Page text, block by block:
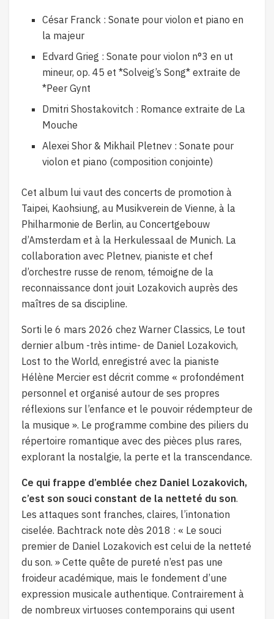
César Franck : Sonate pour violon et piano en
la majeur
Edvard Grieg : Sonate pour violon n°3 en ut
mineur, op. 45 et *Solveig’s Song* extraite de
*Peer Gynt
Dmitri Shostakovitch : Romance extraite de La
Mouche
Alexei Shor & Mikhail Pletnev : Sonate pour
violon et piano (composition conjointe)
Cet album lui vaut des concerts de promotion à
Taipei, Kaohsiung, au Musikverein de Vienne, à la
Philharmonie de Berlin, au Concertgebouw
d’Amsterdam et à la Herkulessaal de Munich. La
collaboration avec Pletnev, pianiste et chef
d’orchestre russe de renom, témoigne de la
reconnaissance dont jouit Lozakovich auprès des
maîtres de sa discipline.
Sorti le 6 mars 2026 chez Warner Classics, Le tout
dernier album -très intime- de Daniel Lozakovich,
Lost to the World, enregistré avec la pianiste
Hélène Mercier est décrit comme « profondément
personnel et organisé autour de ses propres
réflexions sur l’enfance et le pouvoir rédempteur de
la musique ». Le programme combine des piliers du
répertoire romantique avec des pièces plus rares,
explorant la nostalgie, la perte et la transcendance.
Ce qui frappe d’emblée chez Daniel Lozakovich,
c’est son souci constant de la netteté du son.
Les attaques sont franches, claires, l’intonation
ciselée. Bachtrack note dès 2018 : « Le souci
premier de Daniel Lozakovich est celui de la netteté
du son. » Cette quête de pureté n’est pas une
froideur académique, mais le fondement d’une
expression musicale authentique. Contrairement à
de nombreux virtuoses contemporains qui usent